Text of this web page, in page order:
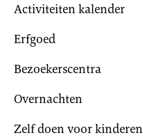
Activiteiten kalender
Erfgoed
Bezoekerscentra
Overnachten
Zelf doen voor kinderen